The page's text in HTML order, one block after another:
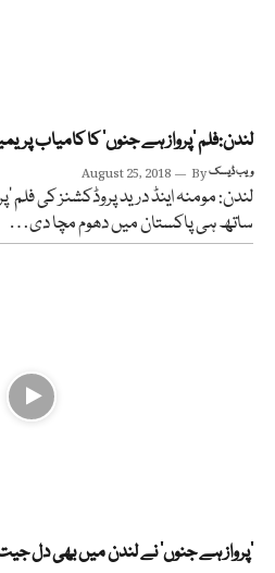
لندن:فلم ’پرواز ہے جنوں‘ کا کامیاب
August 25, 2018 Byویب ڈیسک
لندن: مومنہ اینڈ درید پروڈکشنز کی فلم
ساتھ ہی پاکستان میں دھوم مچا دی…
’پرواز ہے جنوں‘ نے لندن میں بھی دل